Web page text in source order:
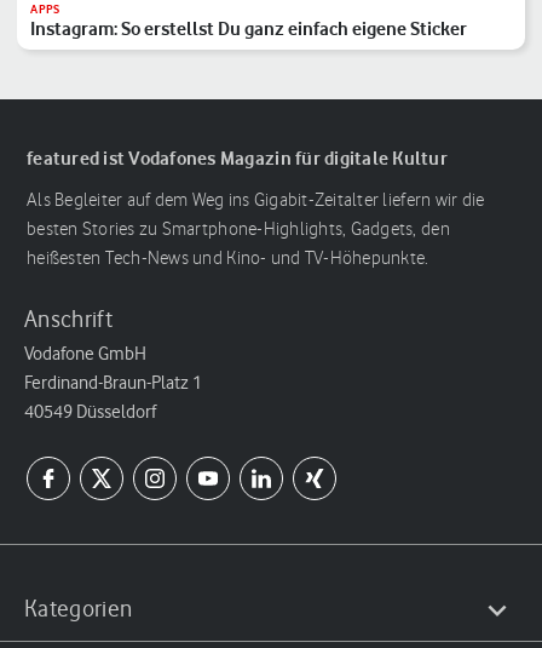
APPS
Instagram: So erstellst Du ganz einfach eigene Sticker
featured ist Vodafones Magazin für digitale Kultur
Als Begleiter auf dem Weg ins Gigabit-Zeitalter liefern wir die
besten Stories zu Smartphone-Highlights, Gadgets, den
heißesten Tech-News und Kino- und TV-Höhepunkte.
Anschrift
Vodafone GmbH
Ferdinand-Braun-Platz 1
40549 Düsseldorf
Kategorien